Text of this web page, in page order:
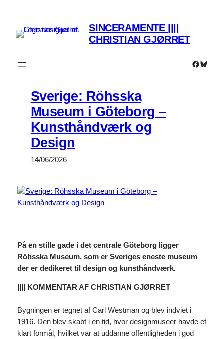
indhold
SINCERAMENTE ||||
CHRISTIAN GJØRRET
Sverige: Röhsska
Museum i Göteborg –
Kunsthåndværk og
Design
14/06/2026
På en stille gade i det centrale Göteborg ligger
Röhsska Museum, som er Sveriges eneste museum
der er dedikeret til design og kunsthåndværk.
|||| KOMMENTAR AF CHRISTIAN GJØRRET
Bygningen er tegnet af Carl Westman og blev indviet i
1916. Den blev skabt i en tid, hvor designmuseer havde et
klart formål, hvilket var at uddanne offentligheden i god